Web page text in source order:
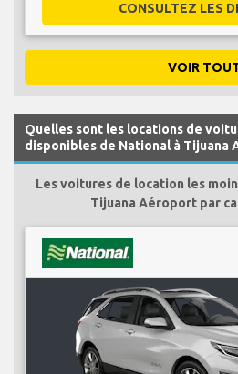
CONSULTEZ LES
VOIR
Quelles sont les locations de
disponibles de National à Tijuana
Les voitures de location les
Tijuana Aéroport par